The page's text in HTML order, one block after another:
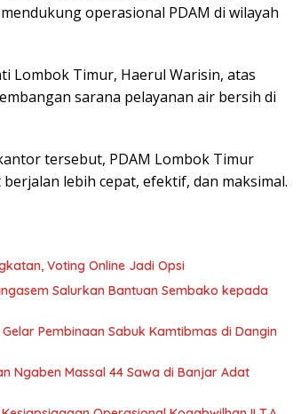
operasional PDAM di wilayah
Lombok Timur, Haerul Warisin, atas
sarana pelayanan air bersih di
tersebut, PDAM Lombok Timur
lebih cepat, efektif, dan maksimal.
Voting Online Jadi Opsi
Salurkan Bantuan Sembako kepada
Pembinaan Sabuk Kamtibmas di Dangin
Ngaben Massal 44 Sawa di Banjar Adat